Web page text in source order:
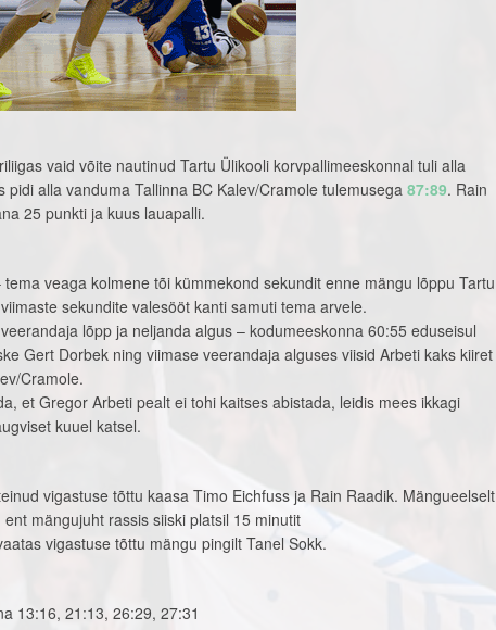
vaid võite nautinud Tartu Ülikooli korvpallimeeskonnal tuli alla
pidi alla vanduma Tallinna BC Kalev/Cramole tulemusega 87:89. Rain
25 punkti ja kuus lauapalli.
tema veaga kolmene tõi kümmekond sekundit enne mängu lõppu Tartu
sekundite valesööt kanti samuti tema arvele.
lõpp ja neljanda algus – kodumeeskonna 60:55 eduseisul
Gert Dorbek ning viimase veerandaja alguses viisid Arbeti kaks kiiret
Cramole.
et Gregor Arbeti pealt ei tohi kaitses abistada, leidis mees ikkagi
kuuel katsel.
vigastuse tõttu kaasa Timo Eichfuss ja Rain Raadik. Mängueelselt
mängujuht rassis siiski platsil 15 minutit
vigastuse tõttu mängu pingilt Tanel Sokk.
13:16, 21:13, 26:29, 27:31